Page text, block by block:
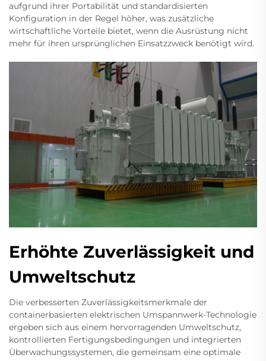
aufgrund ihrer Portabilität und standardisierten
Konfiguration in der Regel höher, was zusätzliche
wirtschaftliche Vorteile bietet, wenn die Ausrüstung nicht
mehr für ihren ursprünglichen Einsatzzweck benötigt wird.
Erhöhte Zuverlässigkeit und
Umweltschutz
Die verbesserten Zuverlässigkeitsmerkmale der
containerbasierten elektrischen Umspannwerk-Technologie
ergeben sich aus einem hervorragenden Umweltschutz,
kontrollierten Fertigungsbedingungen und integrierten
Überwachungssystemen, die gemeinsam eine optimale